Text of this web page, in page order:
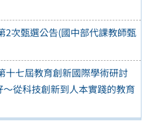
2次甄選公告(國中部代課教師甄
十七屆教育創新國際學術研討
從科技創新到人本實踐的教育